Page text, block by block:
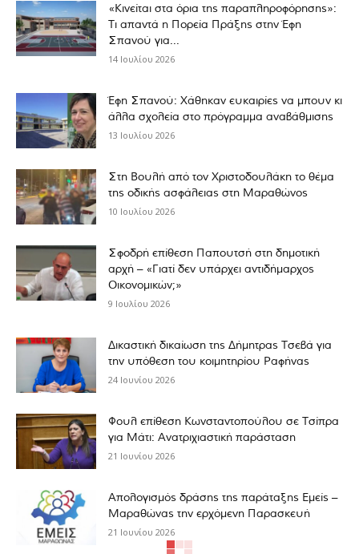
«Κινείται στα όρια της παραπληροφόρησης»:
Τι απαντά η Πορεία Πράξης στην Έφη
Σπανού για...
14 Ιουλίου 2026
Έφη Σπανού: Χάθηκαν ευκαιρίες να μπουν κι
άλλα σχολεία στο πρόγραμμα αναβάθμισης
13 Ιουλίου 2026
Στη Βουλή από τον Χριστοδουλάκη το θέμα
της οδικής ασφάλειας στη Μαραθώνος
10 Ιουλίου 2026
Σφοδρή επίθεση Παπουτσή στη δημοτική
αρχή – «Γιατί δεν υπάρχει αντιδήμαρχος
Οικονομικών;»
9 Ιουλίου 2026
Δικαστική δικαίωση της Δήμητρας Τσεβά για
την υπόθεση του κοιμητηρίου Ραφήνας
24 Ιουνίου 2026
Φουλ επίθεση Κωνσταντοπούλου σε Τσίπρα
για Μάτι: Ανατριχιαστική παράσταση
21 Ιουνίου 2026
Απολογισμός δράσης της παράταξης Εμείς –
Μαραθώνας την ερχόμενη Παρασκευή
21 Ιουνίου 2026